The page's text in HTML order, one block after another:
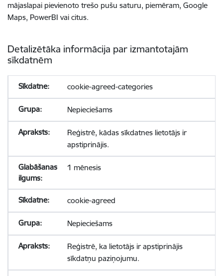
mājaslapai pievienoto trešo pušu saturu, piemēram, Google
Maps, PowerBI vai citus.
Detalizētāka informācija par izmantotajām
sīkdatnēm
cookie-agreed-categories
Nepieciešams
Reģistrē, kādas sīkdatnes lietotājs ir
apstiprinājis.
1 mēnesis
cookie-agreed
Nepieciešams
Reģistrē, ka lietotājs ir apstiprinājis
sīkdatņu paziņojumu.